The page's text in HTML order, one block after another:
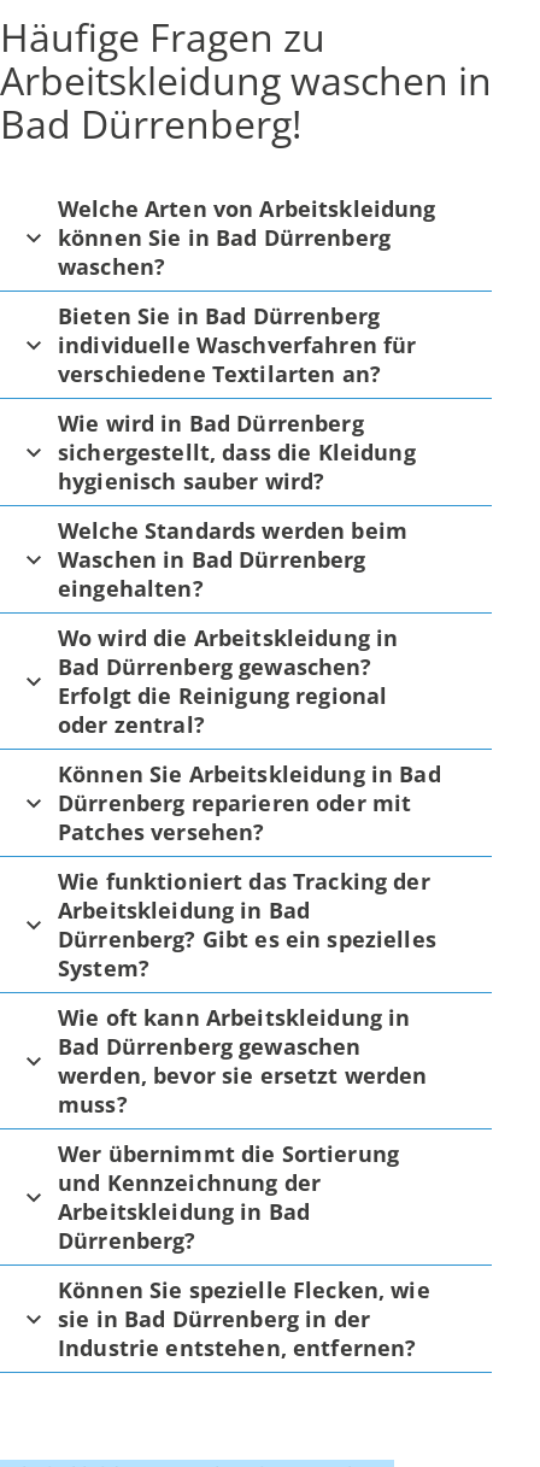
Häufige Fragen zu
Arbeitskleidung waschen in
Bad Dürrenberg!
Welche Arten von Arbeitskleidung
können Sie in Bad Dürrenberg
waschen?
Bieten Sie in Bad Dürrenberg
individuelle Waschverfahren für
verschiedene Textilarten an?
Wie wird in Bad Dürrenberg
sichergestellt, dass die Kleidung
hygienisch sauber wird?
Welche Standards werden beim
Waschen in Bad Dürrenberg
eingehalten?
Wo wird die Arbeitskleidung in
Bad Dürrenberg gewaschen?
Erfolgt die Reinigung regional
oder zentral?
Können Sie Arbeitskleidung in Bad
Dürrenberg reparieren oder mit
Patches versehen?
Wie funktioniert das Tracking der
Arbeitskleidung in Bad
Dürrenberg? Gibt es ein spezielles
System?
Wie oft kann Arbeitskleidung in
Bad Dürrenberg gewaschen
werden, bevor sie ersetzt werden
muss?
Wer übernimmt die Sortierung
und Kennzeichnung der
Arbeitskleidung in Bad
Dürrenberg?
Können Sie spezielle Flecken, wie
sie in Bad Dürrenberg in der
Industrie entstehen, entfernen?